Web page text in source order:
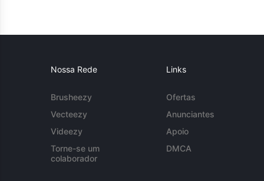
Nossa Rede
Brusheezy
Vecteezy
Videezy
Torne-se um
colaborador
Links
Ofertas
Anunciantes
Apoio
DMCA